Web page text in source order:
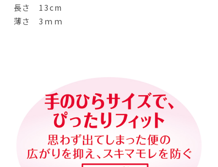
長さ 13cm
薄さ 3ｍｍ